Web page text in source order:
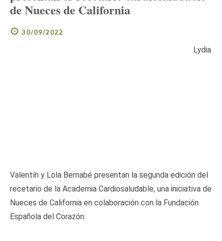
de Nueces de California
30/09/2022
Lydia
Valentín y Lola Bernabé presentan la segunda edición del
recetario de la Academia Cardiosaludable, una iniciativa de
Nueces de California en colaboración con la Fundación
Española del Corazón.